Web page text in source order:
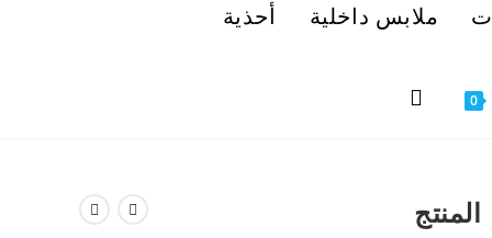
ملابس داخلية أحذية
0
المنتج